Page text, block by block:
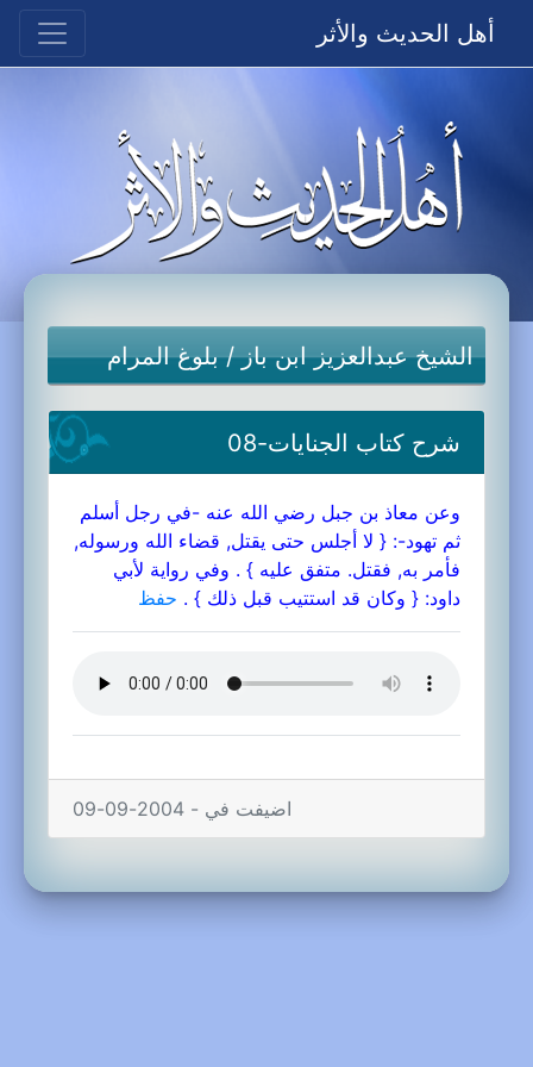
أهل الحديث والأثر
الشيخ عبدالعزيز ابن باز/بلوغ المرام
شرح كتاب الجنايات-08
وعن معاذ بن جبل رضي الله عنه -في رجل أسلم
ثم تهود-: { لا أجلس حتى يقتل, قضاء الله ورسوله,
فأمر به, فقتل. متفق عليه } . وفي رواية لأبي
داود: { وكان قد استتيب قبل ذلك } . حفظ
اضيفت في - 2004-09-09